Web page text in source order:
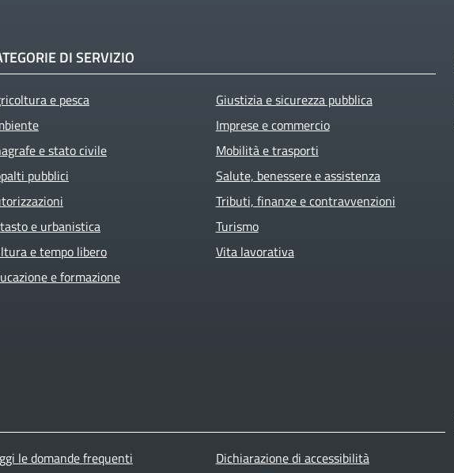
DI SERVIZIO
e pesca
e stato civile
pubblici
e urbanistica
e tempo libero
e formazione
Giustizia e sicurezza pubblica
Imprese e commercio
Mobilità e trasporti
Salute, benessere e assistenza
Tributi, finanze e contravvenzioni
Turismo
Vita lavorativa
menu
le domande frequenti Dichiarazione di accessibilità